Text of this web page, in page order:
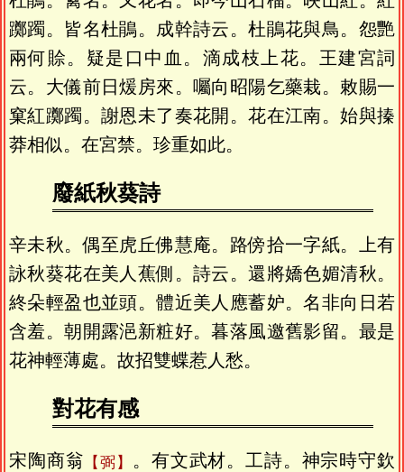
躑躅。皆名杜鵑。成幹詩云。杜鵑花與鳥。怨艷
兩何賒。疑是口中血。滴成枝上花。王建宮詞
云。大儀前日煖房來。囑向昭陽乞藥栽。敕賜一
窠紅躑躅。謝恩未了奏花開。花在江南。始與搸
莽相似。在宮禁。珍重如此。
廢紙秋葵詩
辛未秋。偶至虎丘佛慧庵。路傍拾一字紙。上有
詠秋葵花在美人蕉側。詩云。還將嬌色媚清秋。
終朵輕盈也並頭。體近美人應蓄妒。名非向日若
含羞。朝開露浥新粧好。暮落風邀舊影留。最是
花神輕薄處。故招雙蝶惹人愁。
對花有感
宋陶商翁 弼
。有文武材。工詩。神宗時守欽